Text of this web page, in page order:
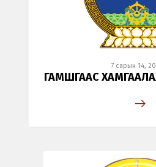
7 сарын 14,
ГАМШГААС